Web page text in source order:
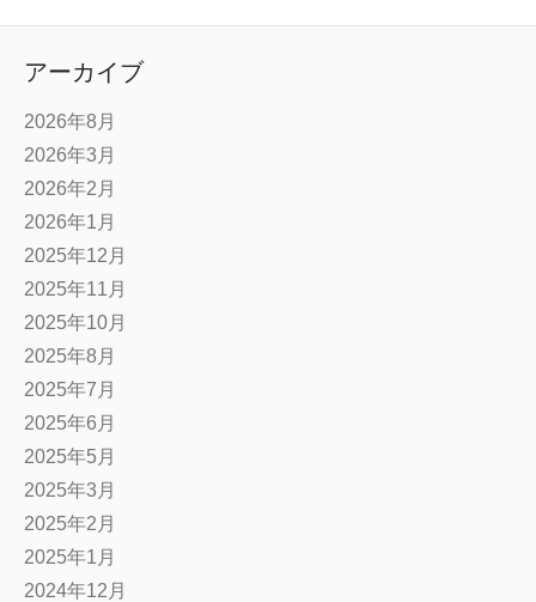
アーカイブ
2026年8月
2026年3月
2026年2月
2026年1月
2025年12月
2025年11月
2025年10月
2025年8月
2025年7月
2025年6月
2025年5月
2025年3月
2025年2月
2025年1月
2024年12月